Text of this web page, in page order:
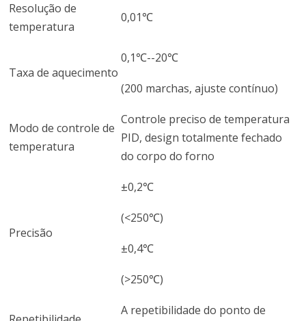
Resolução de
temperatura
0,01℃
Taxa de aquecimento
0,1℃--20℃
(200 marchas, ajuste contínuo)
Modo de controle de
temperatura
Controle preciso de temperatura
PID, design totalmente fechado
do corpo do forno
Precisão
±0,2℃
(<250℃)
±0,4℃
(>250℃)
A repetibilidade do ponto de